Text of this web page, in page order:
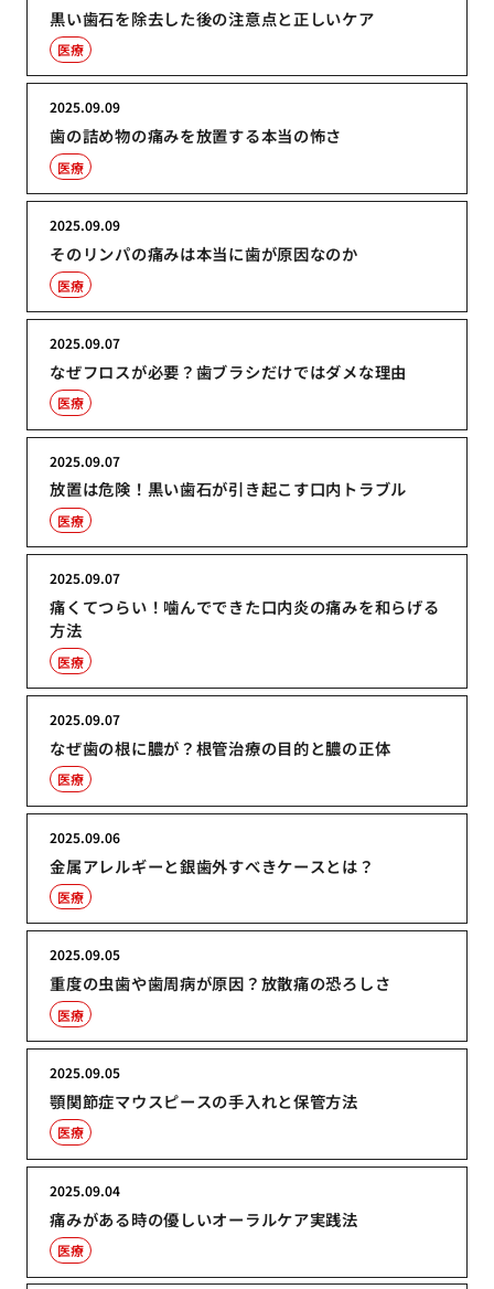
黒い歯石を除去した後の注意点と正しいケア
医療
歯の詰め物の痛みを放置する本当の怖さ
2025.09.09
医療
そのリンパの痛みは本当に歯が原因なのか
2025.09.09
医療
なぜフロスが必要？歯ブラシだけではダメな理由
2025.09.07
医療
放置は危険！黒い歯石が引き起こす口内トラブル
2025.09.07
医療
痛くてつらい！噛んでできた口内炎の痛みを和らげる
方法
2025.09.07
医療
なぜ歯の根に膿が？根管治療の目的と膿の正体
2025.09.07
医療
金属アレルギーと銀歯外すべきケースとは？
2025.09.06
医療
重度の虫歯や歯周病が原因？放散痛の恐ろしさ
2025.09.05
医療
顎関節症マウスピースの手入れと保管方法
2025.09.05
医療
痛みがある時の優しいオーラルケア実践法
2025.09.04
医療